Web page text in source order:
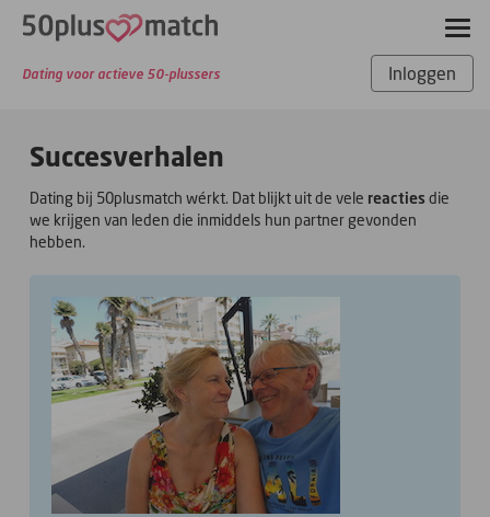
Dating voor actieve 50-plussers Inloggen
Succesverhalen
Dating bij 50plusmatch wérkt. Dat blijkt uit de vele reacties die
we krijgen van leden die inmiddels hun partner gevonden
hebben.